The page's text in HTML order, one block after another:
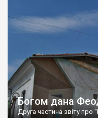
Богом дана
Друга частина звіту